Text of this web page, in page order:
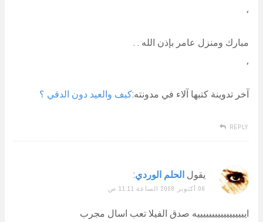
،
مبارك ومنزل عامر بإذن الله . .
،
آخر تدوينة كتبها آلاء في مدونته:كيف والعيد دون الدقي ؟
REPLY
يقول الحلم الوردي:
06 أكتوبر 2008 الساعة 11:11 ص
ايييييييييييييييييه صدق الفيلا تعب اسال مجرب